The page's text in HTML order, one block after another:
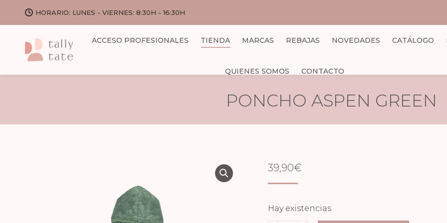
HORARIO: LUNES - VIERNES: 8:30H - 16:30H
ACCESO PROFESIONALES TIENDA MARCAS REBAJAS NOVEDADES CATÁLOGO
QUIENES SOMOS CONTACTO
PONCHO ASPEN GREEN
39,90€
Hay existencias